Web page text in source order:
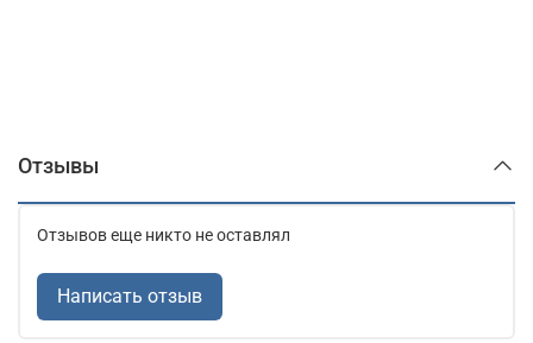
Отзывы
Отзывов еще никто не оставлял
Написать отзыв